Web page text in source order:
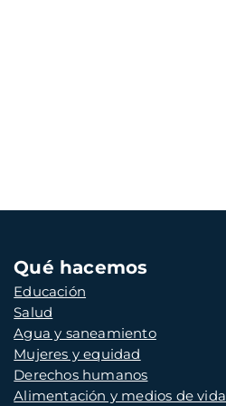
Qué hacemos
Educación
Salud
Agua y saneamiento
Mujeres y equidad
Derechos humanos
Alimentación y medios de vida